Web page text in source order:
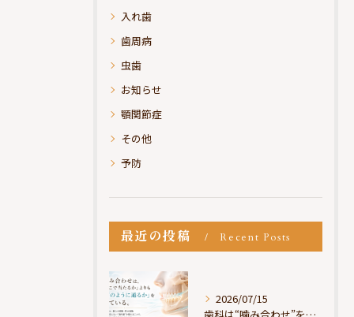
入れ歯
歯周病
虫歯
お知らせ
顎関節症
その他
予防
最近の投稿 Recent Posts
2026/07/15